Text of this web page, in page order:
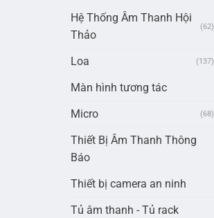
Hệ Thống Âm Thanh Hội
Thảo
(62)
Loa (137)
Màn hình tương tác
Micro (68)
Thiết Bị Âm Thanh Thông
Báo
Thiết bị camera an ninh
Tủ âm thanh - Tủ rack